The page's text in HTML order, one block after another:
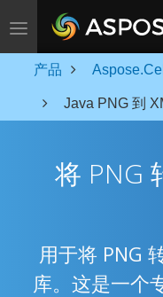
Toggle navigation
产品
Java PNG 到
将 PNG
用于将 PNG
库。这是一个